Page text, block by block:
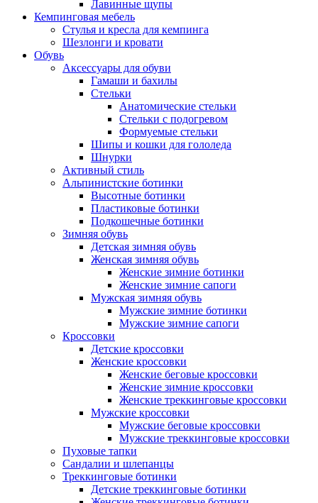
Лавинные щупы
Кемпинговая мебель
Стулья и кресла для кемпинга
Шезлонги и кровати
Обувь
Аксессуары для обуви
Гамаши и бахилы
Стельки
Анатомические стельки
Стельки с подогревом
Формуемые стельки
Шипы и кошки для гололеда
Шнурки
Активный стиль
Альпинистские ботинки
Высотные ботинки
Пластиковые ботинки
Подкошечные ботинки
Зимняя обувь
Детская зимняя обувь
Женская зимняя обувь
Женские зимние ботинки
Женские зимние сапоги
Мужская зимняя обувь
Мужские зимние ботинки
Мужские зимние сапоги
Кроссовки
Детские кроссовки
Женские кроссовки
Женские беговые кроссовки
Женские зимние кроссовки
Женские треккинговые кроссовки
Мужские кроссовки
Мужские беговые кроссовки
Мужские треккинговые кроссовки
Пуховые тапки
Сандалии и шлепанцы
Треккинговые ботинки
Детские треккинговые ботинки